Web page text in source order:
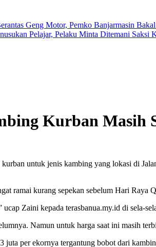
Geng Motor, Pemko Banjarmasin
Pelajar, Pelaku Minta Ditemani Saksi
Kurban Masih
untuk jenis kambing yang lokasi di
ramai kurang sepekan sebelum Hari Raya
Zaini kepada terasbanua.my.id di sela-
Namun untuk harga saat ini masih
juta per ekornya tergantung bobot dari